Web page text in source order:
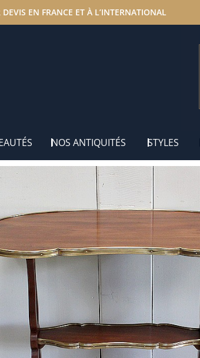
EN FRANCE ET À L’INTERNATIONAL
NOS ANTIQUITÉS STYLES